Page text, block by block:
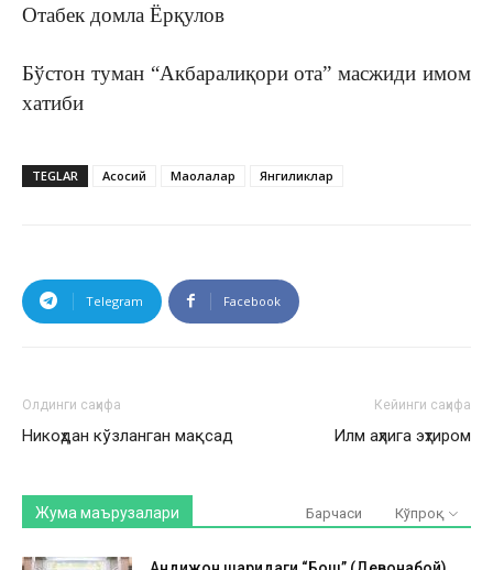
Отабек домла Ёрқулов
Бўстон туман “Акбаралиқори ота” масжиди имом
хатиби
TEGLAR Асосий Мақолалар Янгиликлар
Telegram Facebook
Олдинги саҳифа
Никоҳдан кўзланган мақсад
Кейинги саҳифа
Илм аҳлига эҳтиром
Жума маърузалари Барчаси Кўпроқ